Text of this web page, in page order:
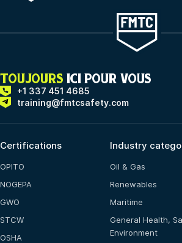
TOUJOURS ICI POUR VOUS
+1 337 451 4685
training@fmtcsafety.com
Certifications
OPITO
NOGEPA
GWO
STCW
OSHA
Industry
Oil & Gas
Renewables
Maritime
General Health,
Environment